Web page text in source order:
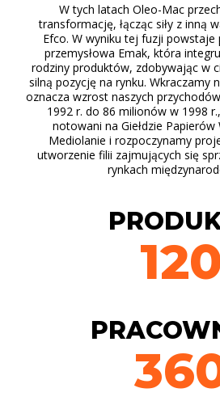
W tych latach Oleo-Mac
transformację, łącząc siły z inną
Efco. W wyniku tej fuzji powstaje
przemysłowa Emak, która
rodziny produktów, zdobywając w
silną pozycję na rynku. Wkraczamy
oznacza wzrost naszych
1992 r. do 86 milionów w 1998
notowani na Giełdzie
Mediolanie i rozpoczynamy
utworzenie filii zajmujących się
rynkach
120